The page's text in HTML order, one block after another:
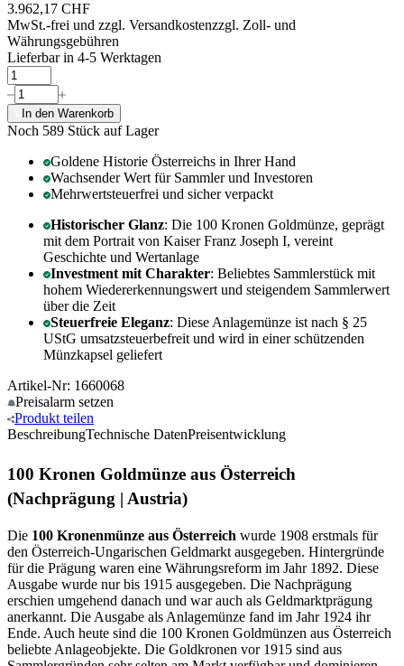
3.962,17 CHF
MwSt.-frei und zzgl. Versandkostenzzgl. Zoll- und
Währungsgebühren
Lieferbar in 4-5 Werktagen
In den Warenkorb
Noch 589 Stück auf Lager
Goldene Historie Österreichs in Ihrer Hand
Wachsender Wert für Sammler und Investoren
Mehrwertsteuerfrei und sicher verpackt
Historischer Glanz: Die 100 Kronen Goldmünze, geprägt
mit dem Portrait von Kaiser Franz Joseph I, vereint
Geschichte und Wertanlage
Investment mit Charakter: Beliebtes Sammlerstück mit
hohem Wiedererkennungswert und steigendem Sammlerwert
über die Zeit
Steuerfreie Eleganz: Diese Anlagemünze ist nach § 25
UStG umsatzsteuerbefreit und wird in einer schützenden
Münzkapsel geliefert
Artikel-Nr: 1660068
Preisalarm setzen
Produkt teilen
BeschreibungTechnische DatenPreisentwicklung
100 Kronen Goldmünze aus Österreich
(Nachprägung | Austria)
Die 100 Kronenmünze aus Österreich wurde 1908 erstmals für
den Österreich-Ungarischen Geldmarkt ausgegeben. Hintergründe
für die Prägung waren eine Währungsreform im Jahr 1892. Diese
Ausgabe wurde nur bis 1915 ausgegeben. Die Nachprägung
erschien umgehend danach und war auch als Geldmarktprägung
anerkannt. Die Ausgabe als Anlagemünze fand im Jahr 1924 ihr
Ende. Auch heute sind die 100 Kronen Goldmünzen aus Österreich
beliebte Anlageobjekte. Die Goldkronen vor 1915 sind aus